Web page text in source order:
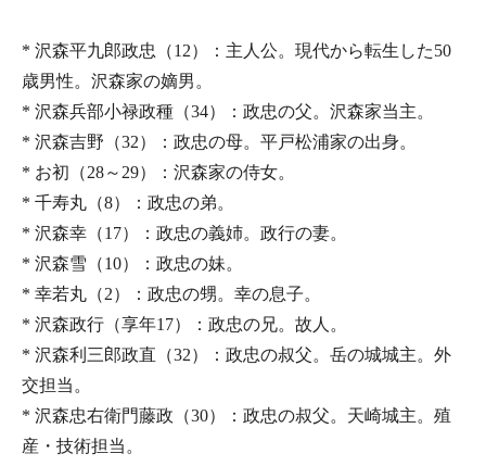
* 沢森平九郎政忠（12）：主人公。現代から転生した50
歳男性。沢森家の嫡男。
* 沢森兵部小禄政種（34）：政忠の父。沢森家当主。
* 沢森吉野（32）：政忠の母。平戸松浦家の出身。
* お初（28～29）：沢森家の侍女。
* 千寿丸（8）：政忠の弟。
* 沢森幸（17）：政忠の義姉。政行の妻。
* 沢森雪（10）：政忠の妹。
* 幸若丸（2）：政忠の甥。幸の息子。
* 沢森政行（享年17）：政忠の兄。故人。
* 沢森利三郎政直（32）：政忠の叔父。岳の城城主。外
交担当。
* 沢森忠右衛門藤政（30）：政忠の叔父。天崎城主。殖
産・技術担当。